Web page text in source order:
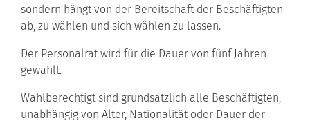
sondern hängt von der Bereitschaft der Beschäftigten
ab, zu wählen und sich wählen zu lassen.
Der Personalrat wird für die Dauer von fünf Jahren
gewählt.
Wahlberechtigt sind grundsätzlich alle Beschäftigten,
unabhängig von Alter, Nationalität oder Dauer der